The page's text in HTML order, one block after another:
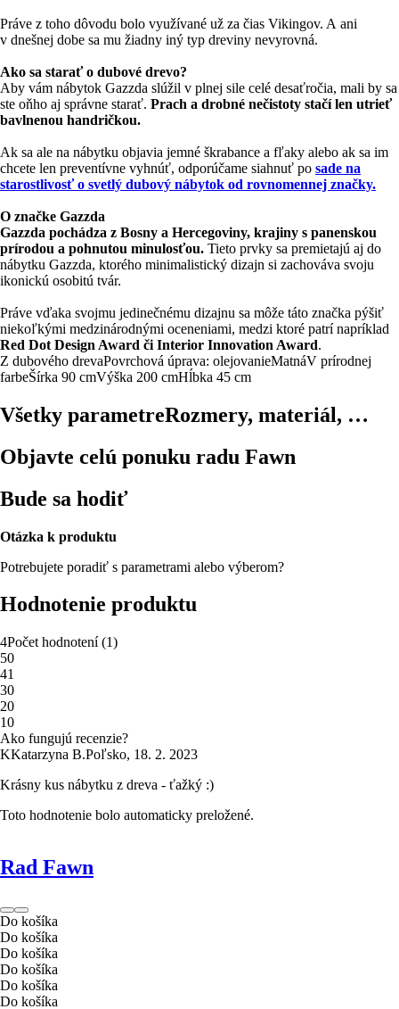
Práve z toho dôvodu bolo využívané už za čias Vikingov. A ani
v dnešnej dobe sa mu žiadny iný typ dreviny nevyrovná.
Ako sa starať o dubové drevo?
Aby vám nábytok Gazzda slúžil v plnej sile celé desaťročia, mali by sa
ste oňho aj správne starať. Prach a drobné nečistoty stačí len utrieť
bavlnenou handričkou.
Ak sa ale na nábytku objavia jemné škrabance a fľaky alebo ak sa im
chcete len preventívne vyhnúť, odporúčame siahnuť po sade na
starostlivosť o svetlý dubový nábytok od rovnomennej značky.
O značke Gazzda
Gazzda pochádza z Bosny a Hercegoviny, krajiny s panenskou
prírodou a pohnutou minulosťou. Tieto prvky sa premietajú aj do
nábytku Gazzda, ktorého minimalistický dizajn si zachováva svoju
ikonickú osobitú tvár.
Práve vďaka svojmu jedinečnému dizajnu sa môže táto značka pýšiť
niekoľkými medzinárodnými oceneniami, medzi ktoré patrí napríklad
Red Dot Design Award či Interior Innovation Award.
Z dubového drevaPovrchová úprava: olejovanieMatnáV prírodnej
farbeŠírka 90 cmVýška 200 cmHĺbka 45 cm
Všetky parametreRozmery, materiál, …
Objavte celú ponuku radu Fawn
Bude sa hodiť
Otázka k produktu
Potrebujete poradiť s parametrami alebo výberom?
Hodnotenie produktu
4Počet hodnotení(1)
50
41
30
20
10
Ako fungujú recenzie?
KKatarzyna B.Poľsko, 18. 2. 2023
Krásny kus nábytku z dreva - ťažký :)
Toto hodnotenie bolo automaticky preložené.
Rad Fawn
Do košíka
Do košíka
Do košíka
Do košíka
Do košíka
Do košíka